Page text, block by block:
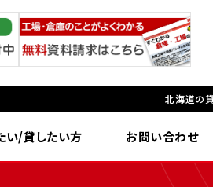
北海道の
い/貸したい方 お問い合わせ